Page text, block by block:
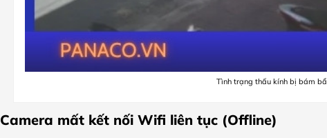
Tình trạng thấu kính bị bám
Camera mất kết nối Wifi liên tục (Offline)